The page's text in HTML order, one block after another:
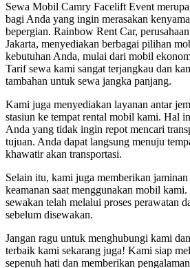
Sewa Mobil Camry Facelift Event
bagi Anda yang ingin merasakan
bepergian. Rainbow Rent Car,
Jakarta, menyediakan berbagai pilihan
kebutuhan Anda, mulai dari mobil
Tarif sewa kami sangat terjangkau dan
tambahan untuk sewa jangka panjang.
Kami juga menyediakan layanan antar
stasiun ke tempat rental mobil kami. Hal
Anda yang tidak ingin repot mencari
tujuan. Anda dapat langsung menuju
khawatir akan transportasi.
Selain itu, kami juga memberikan jaminan
keamanan saat menggunakan mobil
sewakan telah melalui proses perawatan
sebelum disewakan.
Jangan ragu untuk menghubungi kami
terbaik kami sekarang juga! Kami siap
sepenuh hati dan memberikan